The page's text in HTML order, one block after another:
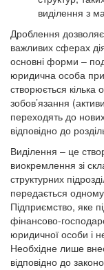
виділення з
Дроблення
важливих сферах
основні форми –
юридична особа
створюється
зобов’язання
переходять до
відповідно до
Виділення – це
виокремлення зі
структурних
передається
Підприємство, яке
фінансово-
юридичної особи і
Необхідне лише
відповідно до